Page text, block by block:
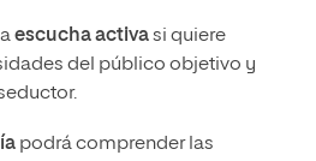
escucha activasi quiere
del público objetivo y
podrá comprender las